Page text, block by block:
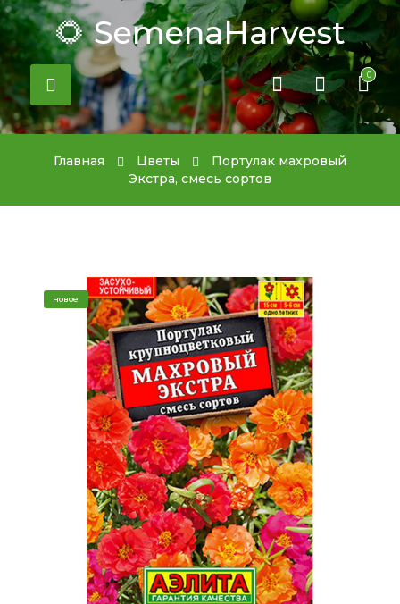
🌻 SemenaHarvest
0
Главная Цветы
Портулак махровый
Экстра, смесь сортов
новое